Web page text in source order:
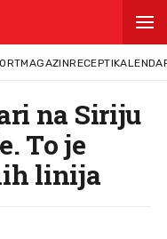
MAGAZINRECEPTI
na Siriju
To je
linija